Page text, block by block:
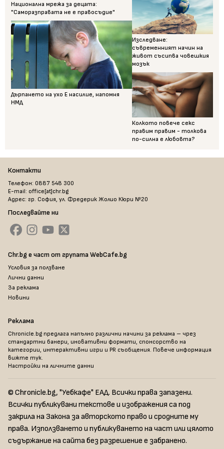
Национална мрежа за децата:
"Саморазправата не е правосъдие"
Дърпането на ухо Е насилие, напомня
НМД
Изследване:
съвременният начин на
живот съсипва човешкия
мозък
Колкото повече секс
правим правим - толкова
по-силна е любовта?
Контакти
Телефон: 0887 548 300
E-mail: office[at]chr.bg
Адрес: гр. София, ул. Фредерик Жолио Кюри №20
Последвайте ни
Chr.bg е част от групата WebCafe.bg
Условия за ползване
Лични данни
За реклама
Новини
Реклама
Chronicle.bg предлага напълно различни начини за реклама – чрез
стандартни банери, иновативни формати, спонсорство на
категории, интерактивни игри и PR съобщения. Повече информация
вижте тук.
Настройки на личните данни
© Chronicle.bg, "Уебкафе" ЕАД. Всички права запазени.
Всички публикувани текстове и изображения са под
закрила на Закона за авторското право и сродните му
права. Използването и публикуването на част или цялото
съдържание на сайта без разрешение е забранено.